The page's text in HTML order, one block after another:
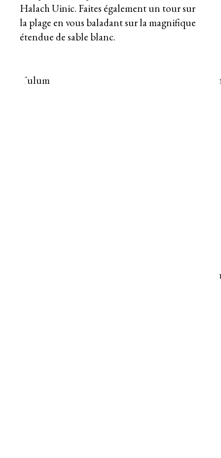
Halach Uinic. Faites également un tour sur
la plage en vous baladant sur la magnifique
étendue de sable blanc.